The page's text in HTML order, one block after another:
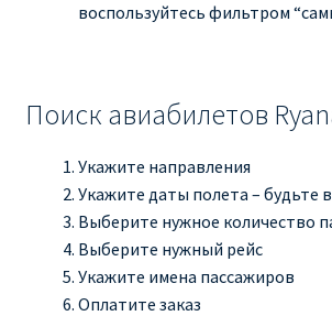
воспользуйтесь фильтром
Поиск авиабилетов
Укажите направления
Укажите даты полета – будьте
Выберите нужное количество
Выберите нужный рейс
Укажите имена пассажиров
Оплатите заказ